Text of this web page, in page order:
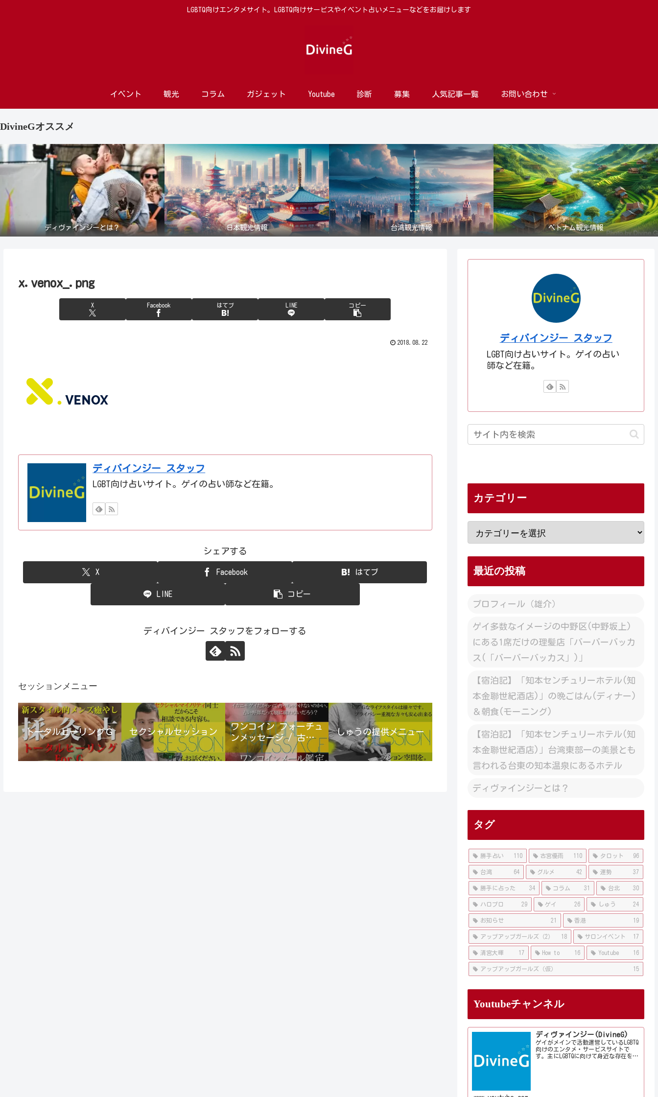
LGBTQ向けエンタメサイト。LGBTQ向けサービスやイベント占いメニューなどをお届けします
イベント 観光 コラム ガジェット Youtube 診断 募集 人気記事一覧 お問い合わせ
DivineGオススメ
ディヴァインジーとは？ 日本観光情報 台湾観光情報 ベトナム観光情報
x.venox_.png
X Facebook はてブ LINE コピー
2018.08.22
ディバインジー スタッフ
LGBT向け占いサイト。ゲイの占い師など在籍。
シェアする
X Facebook はてブ
LINE コピー
ディバインジー スタッフをフォローする
セッションメニュー
トータルヒーリングＧ セクシャルセッション
ワンコイン フォーチュ
ンメッセージ / 古宮優
雨
しゅうの提供メニュー
ディバインジー スタッフ
LGBT向け占いサイト。ゲイの占い
師など在籍。
カテゴリー
最近の投稿
プロフィール（雄介）
ゲイ多数なイメージの中野区(中野坂上)
にある1席だけの理髪店「バーバーバッカ
ス(「バーバーバッカス」)」
【宿泊記】「知本センチュリーホテル(知
本金聯世紀酒店)」の晩ごはん(ディナー)
＆朝食(モーニング)
【宿泊記】「知本センチュリーホテル(知
本金聯世紀酒店)」台湾東部一の美景とも
言われる台東の知本温泉にあるホテル
ディヴァインジーとは？
タグ
勝手占い 110 古宮優雨 110 タロット 96
台湾 64 グルメ 42 運勢 37
勝手に占った 34 コラム 31 台北 30
ハロプロ 29 ゲイ 26 しゅう 24
お知らせ 21 香港 19
アップアップガールズ（2） 18 サロンイベント 17
清宮大暉 17 How to 16 Youtube 16
アップアップガールズ（仮） 15
Youtubeチャンネル
ディヴァインジー(DivineG)
ゲイがメインで活動運営しているLGBTQ
向けのエンタメ・サービスサイトで
す。主にLGBTQに向けて身近な存在を意